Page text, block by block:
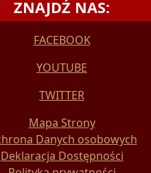
ZNAJDŹ NAS:
FACEBOOK
YOUTUBE
TWITTER
Mapa Strony
Danych osobowych
Deklaracja Dostępności